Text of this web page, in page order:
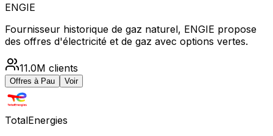
ENGIE
Fournisseur historique de gaz naturel, ENGIE propose
des offres d'électricité et de gaz avec options vertes.
11.0M clients
Offres à Pau Voir
TotalEnergies